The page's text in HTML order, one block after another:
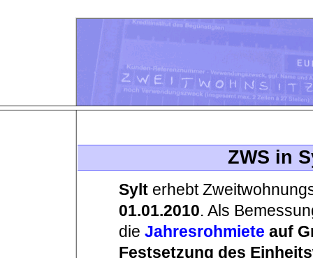
ZWS in
Sylterhebt
01.01.2010. Als
die Jahresrohmiete auf
Festsetzung des